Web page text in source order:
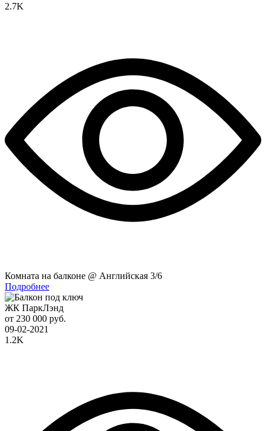
2.7K
Комната на балконе @ Английская 3/6
Подробнее
ЖК ПаркЛэнд
от 230 000 руб.
09-02-2021
1.2K